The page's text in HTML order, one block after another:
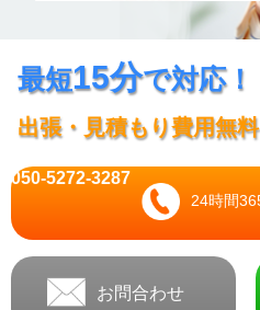
最短15分で対応！
出張・見積もり費用無料
24時間
050-5272-3287
お問合わせ